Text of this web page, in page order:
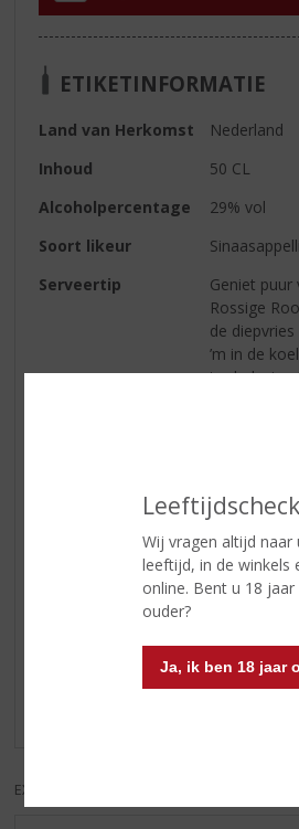
Leeftijdscheck
Wij vragen altijd naar
leeftijd, in de winkels
online. Bent u 18
ouder?
Ja, ik ben 18 jaar
ETIKETINFORMATIE
Land van Herkomst
Nederland
Inhoud
50 CL
Alcoholpercentage
29% vol
Soort likeur
Serveertip
Geniet puur
Rossige
de
’m in de
topbeleving
met 50 ml
en 25 ml
schijfje
Reviews
Schrijf een review
EXCL. BTW